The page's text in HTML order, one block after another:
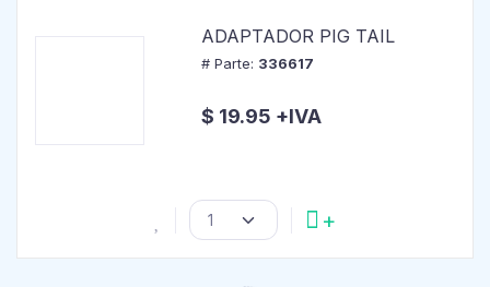
ADAPTADOR PIG TAIL
# Parte: 336617
$ 19.95 +IVA